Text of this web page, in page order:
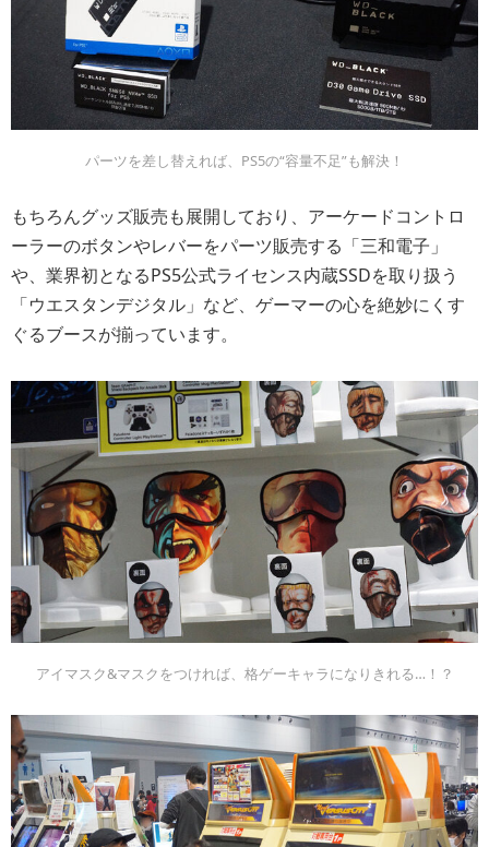
パーツを差し替えれば、PS5の“容量不足”も解決！
もちろんグッズ販売も展開しており、アーケードコントロ
ーラーのボタンやレバーをパーツ販売する「三和電子」
や、業界初となるPS5公式ライセンス内蔵SSDを取り扱う
「ウエスタンデジタル」など、ゲーマーの心を絶妙にくす
ぐるブースが揃っています。
アイマスク&マスクをつければ、格ゲーキャラになりきれる…！？